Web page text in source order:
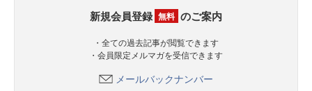
新規会員登録 無料 のご案内
・全ての過去記事が閲覧できます
・会員限定メルマガを受信できます
メールバックナンバー